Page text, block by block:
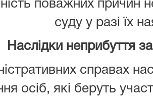
поважних причин
суду у разі їх
Наслідки неприбуття
справах
осіб, які беруть